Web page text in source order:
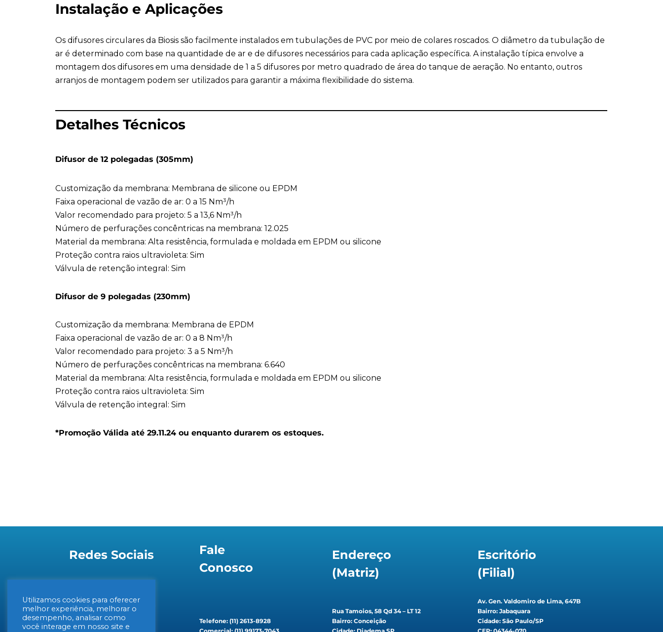
Instalação e Aplicações
Os difusores circulares da Biosis são facilmente instalados em tubulações de PVC por meio de colares roscados. O diâmetro da tubulação de
ar é determinado com base na quantidade de ar e de difusores necessários para cada aplicação específica. A instalação típica envolve a
montagem dos difusores em uma densidade de 1 a 5 difusores por metro quadrado de área do tanque de aeração. No entanto, outros
arranjos de montagem podem ser utilizados para garantir a máxima flexibilidade do sistema.
Detalhes Técnicos
Difusor de 12 polegadas (305mm)
Customização da membrana: Membrana de silicone ou EPDM
Faixa operacional de vazão de ar: 0 a 15 Nm³/h
Valor recomendado para projeto: 5 a 13,6 Nm³/h
Número de perfurações concêntricas na membrana: 12.025
Material da membrana: Alta resistência, formulada e moldada em EPDM ou silicone
Proteção contra raios ultravioleta: Sim
Válvula de retenção integral: Sim
Difusor de 9 polegadas (230mm)
Customização da membrana: Membrana de EPDM
Faixa operacional de vazão de ar: 0 a 8 Nm³/h
Valor recomendado para projeto: 3 a 5 Nm³/h
Número de perfurações concêntricas na membrana: 6.640
Material da membrana: Alta resistência, formulada e moldada em EPDM ou silicone
Proteção contra raios ultravioleta: Sim
Válvula de retenção integral: Sim
*Promoção Válida até 29.11.24 ou enquanto durarem os estoques.
Redes Sociais
Fale
Conosco
Telefone: (11) 2613-8928
Endereço
(Matriz)
Rua Tamoios, 58 Qd 34 – LT 12
Bairro: Conceição
Escritório
(Filial)
Av. Gen. Valdomiro de Lima, 647B
Bairro: Jabaquara
Cidade: São Paulo/SP
Utilizamos cookies para oferecer
melhor experiência, melhorar o
desempenho, analisar como
você interage em nosso site e